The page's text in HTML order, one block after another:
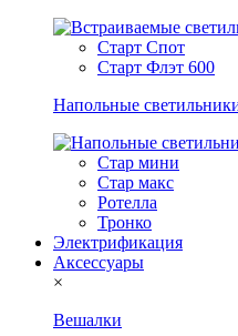
Старт Спот
Старт Флэт 600
Напольные
Стар мини
Стар макс
Ротелла
Тронко
Электрификация
Аксессуары
×
Вешалки